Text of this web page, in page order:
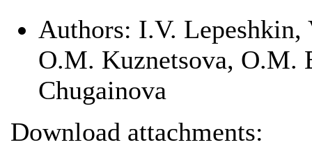
Authors: I.V. Lepeshkin,
O.M. Kuznetsova, O.M.
Chugainova
Download attachments: